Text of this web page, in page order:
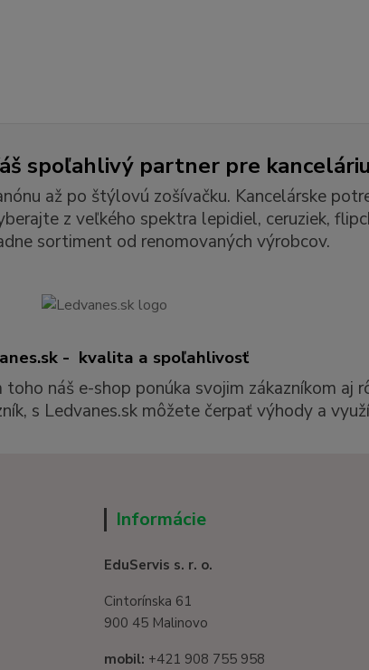
spoľahlivý partner pre kanceláriu
až po štýlovú zošívačku. Kancelárske
z veľkého spektra lepidiel, ceruziek,
sortiment od renomovaných výrobcov.
- kvalita a spoľahlivosť
náš e-shop ponúka svojim zákazníkom aj
s Ledvanes.sk môžete čerpať výhody a
Informácie
EduServis s. r. o.
Cintorínska 61
900 45 Malinovo
mobil: +421 908 755 958